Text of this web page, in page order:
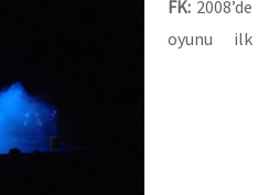
FK: 2008’de
oyunu ilk